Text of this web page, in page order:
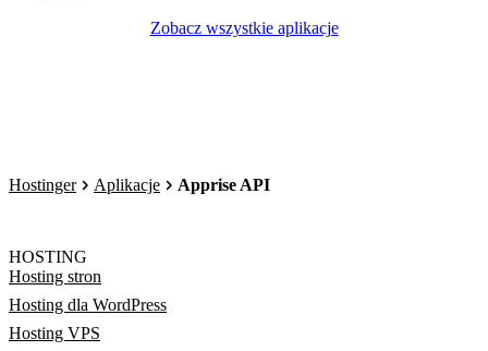
Zobacz wszystkie aplikacje
Hostinger Aplikacje Apprise API
HOSTING
Hosting stron
Hosting dla WordPress
Hosting VPS